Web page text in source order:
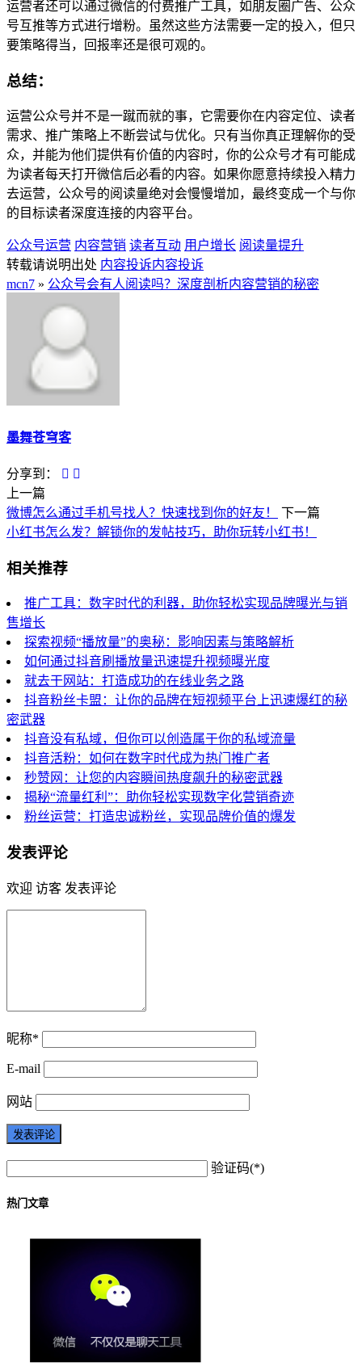
运营者还可以通过微信的付费推广工具，如朋友圈广告、公众
号互推等方式进行增粉。虽然这些方法需要一定的投入，但只
要策略得当，回报率还是很可观的。
总结：
运营公众号并不是一蹴而就的事，它需要你在内容定位、读者
需求、推广策略上不断尝试与优化。只有当你真正理解你的受
众，并能为他们提供有价值的内容时，你的公众号才有可能成
为读者每天打开微信后必看的内容。如果你愿意持续投入精力
去运营，公众号的阅读量绝对会慢慢增加，最终变成一个与你
的目标读者深度连接的内容平台。
公众号运营 内容营销 读者互动 用户增长 阅读量提升
转载请说明出处 内容投诉内容投诉
mcn7 » 公众号会有人阅读吗？深度剖析内容营销的秘密
墨舞苍穹客
分享到：
上一篇
微博怎么通过手机号找人？快速找到你的好友！
下一篇
小红书怎么发？解锁你的发帖技巧，助你玩转小红书！
相关推荐
推广工具：数字时代的利器，助你轻松实现品牌曝光与销
售增长
探索视频“播放量”的奥秘：影响因素与策略解析
如何通过抖音刷播放量迅速提升视频曝光度
就去干网站：打造成功的在线业务之路
抖音粉丝卡盟：让你的品牌在短视频平台上迅速爆红的秘
密武器
抖音没有私域，但你可以创造属于你的私域流量
抖音活粉：如何在数字时代成为热门推广者
秒赞网：让您的内容瞬间热度飙升的秘密武器
揭秘“流量红利”：助你轻松实现数字化营销奇迹
粉丝运营：打造忠诚粉丝，实现品牌价值的爆发
发表评论
欢迎 访客 发表评论
昵称*
E-mail
网站
验证码(*)
热门文章